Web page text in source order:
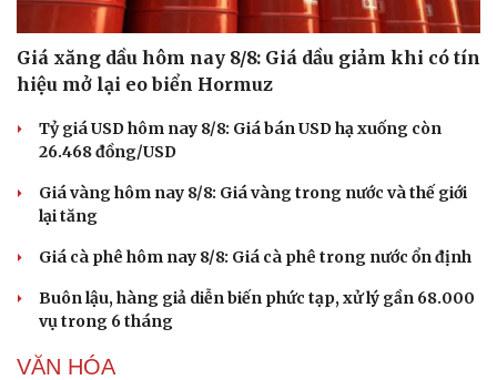
Giá xăng dầu hôm nay 8/8: Giá dầu giảm khi có tín
hiệu mở lại eo biển Hormuz
Tỷ giá USD hôm nay 8/8: Giá bán USD hạ xuống còn
26.468 đồng/USD
Giá vàng hôm nay 8/8: Giá vàng trong nước và thế giới
lại tăng
Giá cà phê hôm nay 8/8: Giá cà phê trong nước ổn định
Buôn lậu, hàng giả diễn biến phức tạp, xử lý gần 68.000
vụ trong 6 tháng
VĂN HÓA